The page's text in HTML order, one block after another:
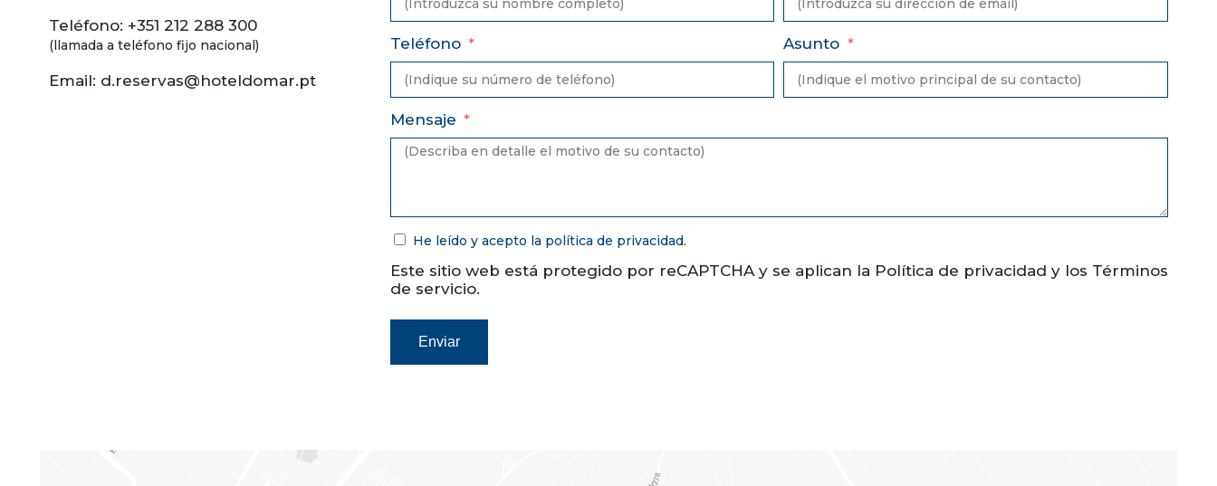
Teléfono: +351 212 288 300
(llamada a teléfono fijo nacional)
Email: d.reservas@hoteldomar.pt
Teléfono Asunto
Mensaje
He leído y acepto la política de privacidad.
Este sitio web está protegido por reCAPTCHA y se aplican la Política de privacidad y los Términos
de servicio.
Enviar